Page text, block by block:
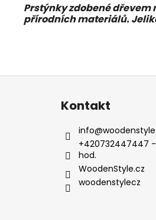
Prstýnky zdobené
přírodních materiálů.
Z
Kontakt
info@
+420732447447 -
hod.
WoodenStyle.cz
woodenstylecz